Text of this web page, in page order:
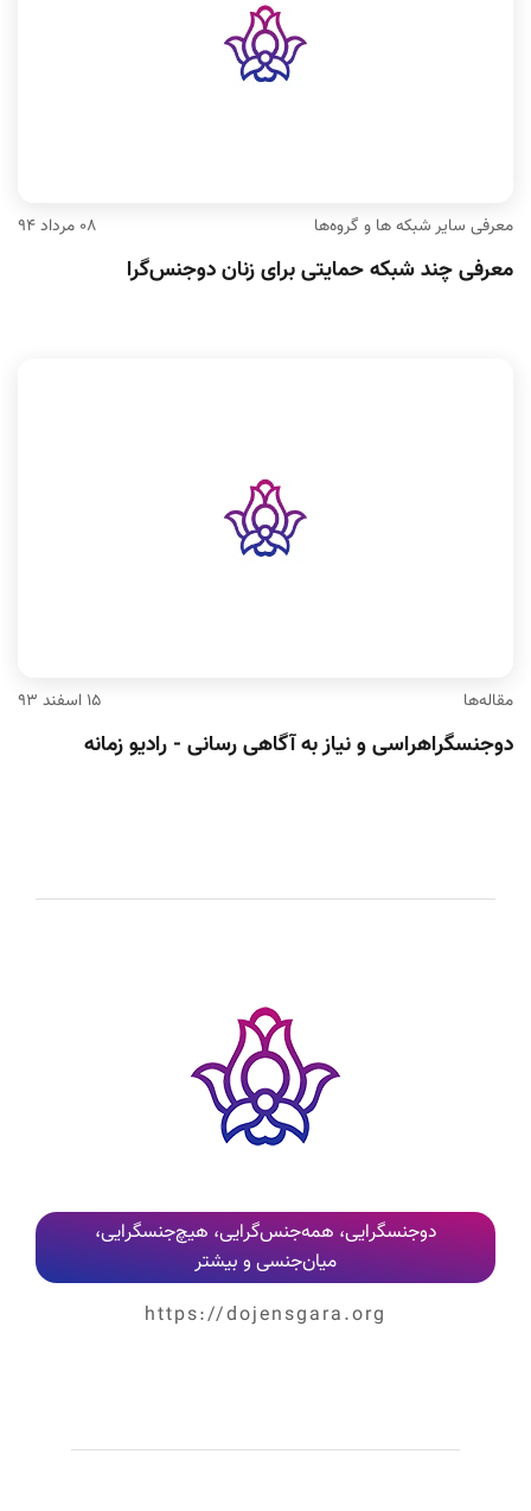
معرفی سایر شبکه ها و گروه‌ها ۰۸ مرداد ۹۴
معرفی چند شبکه‌ حمایتی برای زنان دوجنس‌گرا
مقاله‌ها ۱۵ اسفند ۹۳
دوجنسگراهراسی و نیاز به آگاهی رسانی - رادیو زمانه
دوجنسگرایی، همه‌جنس‌گرایی، هیچ‌جنسگرایی،
میان‌جنسی و بیشتر
https://dojensgara.org